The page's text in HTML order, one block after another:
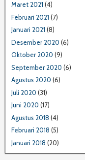
Maret 2021 (4)
Februari 2021 (7)
Januari 2021 (8)
Desember 2020 (6)
Oktober 2020 (9)
September 2020 (6)
Agustus 2020 (6)
Juli 2020 (31)
Juni 2020 (17)
Agustus 2018 (4)
Februari 2018 (5)
Januari 2018 (20)